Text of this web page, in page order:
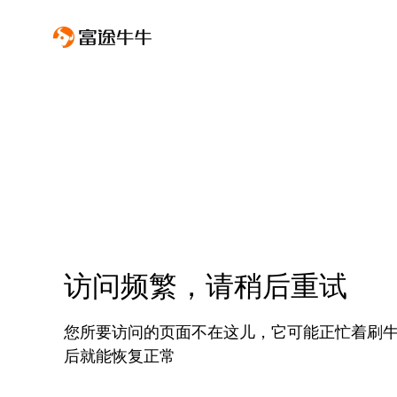
访问频繁，请稍后重试
您所要访问的页面不在这儿，它可能正忙着刷
后就能恢复正常